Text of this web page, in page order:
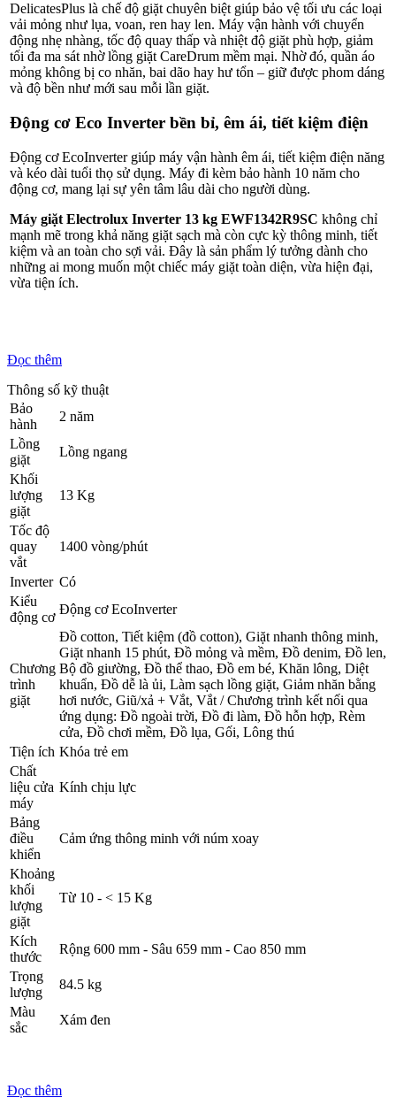
DelicatesPlus là chế độ giặt chuyên biệt giúp bảo vệ tối ưu các loại
vải mỏng như lụa, voan, ren hay len. Máy vận hành với chuyển
động nhẹ nhàng, tốc độ quay thấp và nhiệt độ giặt phù hợp, giảm
tối đa ma sát nhờ lồng giặt CareDrum mềm mại. Nhờ đó, quần áo
mỏng không bị co nhăn, bai dão hay hư tổn – giữ được phom dáng
và độ bền như mới sau mỗi lần giặt.
Động cơ Eco Inverter bền bỉ, êm ái, tiết kiệm điện
Động cơ EcoInverter giúp máy vận hành êm ái, tiết kiệm điện năng
và kéo dài tuổi thọ sử dụng. Máy đi kèm bảo hành 10 năm cho
động cơ, mang lại sự yên tâm lâu dài cho người dùng.
Máy giặt Electrolux Inverter 13 kg EWF1342R9SC không chỉ
mạnh mẽ trong khả năng giặt sạch mà còn cực kỳ thông minh, tiết
kiệm và an toàn cho sợi vải. Đây là sản phẩm lý tưởng dành cho
những ai mong muốn một chiếc máy giặt toàn diện, vừa hiện đại,
vừa tiện ích.
Đọc thêm
Thông số kỹ thuật
Bảo
hành
2 năm
Lồng
giặt
Lồng ngang
Khối
lượng
giặt
13 Kg
Tốc độ
quay
vắt
1400 vòng/phút
Inverter Có
Kiểu
động cơ
Động cơ EcoInverter
Chương
trình
giặt
Đồ cotton, Tiết kiệm (đồ cotton), Giặt nhanh thông minh,
Giặt nhanh 15 phút, Đồ mỏng và mềm, Đồ denim, Đồ len,
Bộ đồ giường, Đồ thể thao, Đồ em bé, Khăn lông, Diệt
khuẩn, Đồ dễ là ủi, Làm sạch lồng giặt, Giảm nhăn bằng
hơi nước, Giũ/xả + Vắt, Vắt / Chương trình kết nối qua
ứng dụng: Đồ ngoài trời, Đồ đi làm, Đồ hỗn hợp, Rèm
cửa, Đồ chơi mềm, Đồ lụa, Gối, Lông thú
Tiện ích Khóa trẻ em
Chất
liệu cửa
máy
Kính chịu lực
Bảng
điều
khiển
Cảm ứng thông minh với núm xoay
Khoảng
khối
lượng
giặt
Từ 10 - < 15 Kg
Kích
thước
Rộng 600 mm - Sâu 659 mm - Cao 850 mm
Trọng
lượng
84.5 kg
Màu
sắc
Xám đen
Đọc thêm